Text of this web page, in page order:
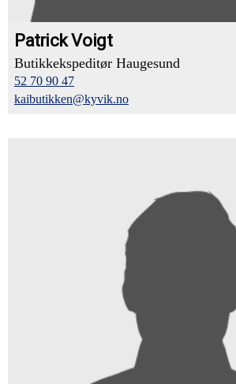
Patrick Voigt
Butikkekspeditør Haugesund
52 70 90 47
kaibutikken@kyvik.no